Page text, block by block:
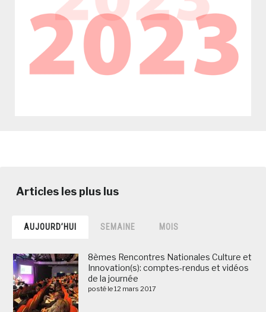
AUJOURD’HUI SEMAINE MOIS
8èmes Rencontres Nationales Culture et
Innovation(s): comptes-rendus et vidéos
de la journée
posté le 12 mars 2017